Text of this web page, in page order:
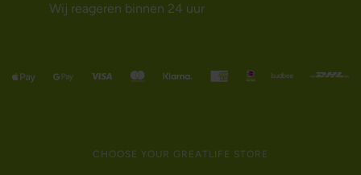
Wij reageren binnen 24 uur
CHOOSE YOUR GREATLIFE STORE